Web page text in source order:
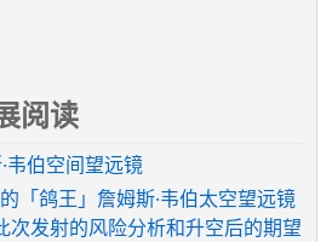
阅读
韦伯空间望远镜
「鸽王」詹姆斯·韦伯太空望远镜
次发射的风险分析和升空后的期望